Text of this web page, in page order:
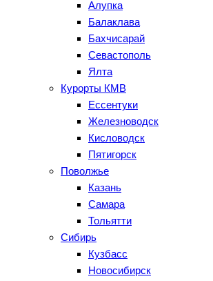
Алупка
Балаклава
Бахчисарай
Севастополь
Ялта
Курорты КМВ
Ессентуки
Железноводск
Кисловодск
Пятигорск
Поволжье
Казань
Самара
Тольятти
Сибирь
Кузбасс
Новосибирск